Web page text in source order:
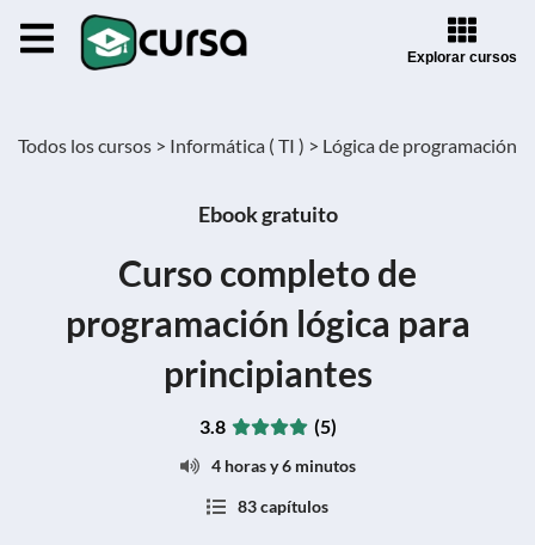
Explorar cursos
Todos los cursos > Informática ( TI ) > Lógica de programación
Ebook gratuito
Curso completo de
programación lógica para
principiantes
3.8 (5)
4 horas y 6 minutos
83 capítulos